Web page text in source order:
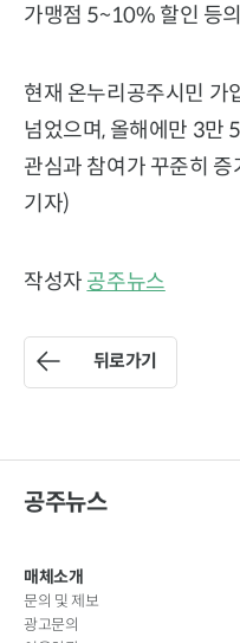
가맹점 5~10% 할인 등
현재 온누리공주시민 가
넘었으며, 올해에만 3만
관심과 참여가 꾸준히
기자)
작성자 공주뉴스
뒤로가기
공주뉴스
매체소개
문의 및 제보
광고문의